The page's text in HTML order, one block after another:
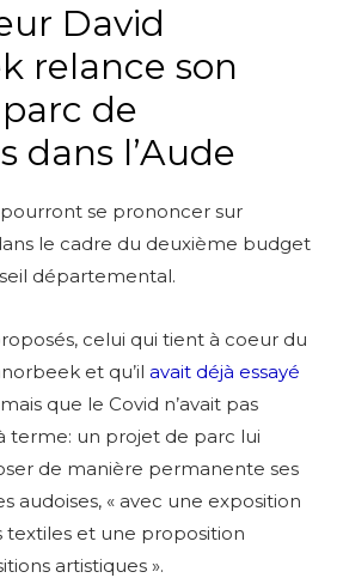
David
relance son
de
dans l’Aude
pourront se prononcer sur
le cadre du deuxième budget
départemental.
celui qui tient à coeur du
et qu’il avait déjà essayé
que le Covid n’avait pas
terme: un projet de parc lui
de manière permanente ses
audoises, « avec une exposition
textiles et une proposition
artistiques ».